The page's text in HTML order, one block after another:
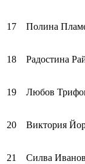
17 Полина
18 Радостина
19 Любов
20 Виктория
21 Силва